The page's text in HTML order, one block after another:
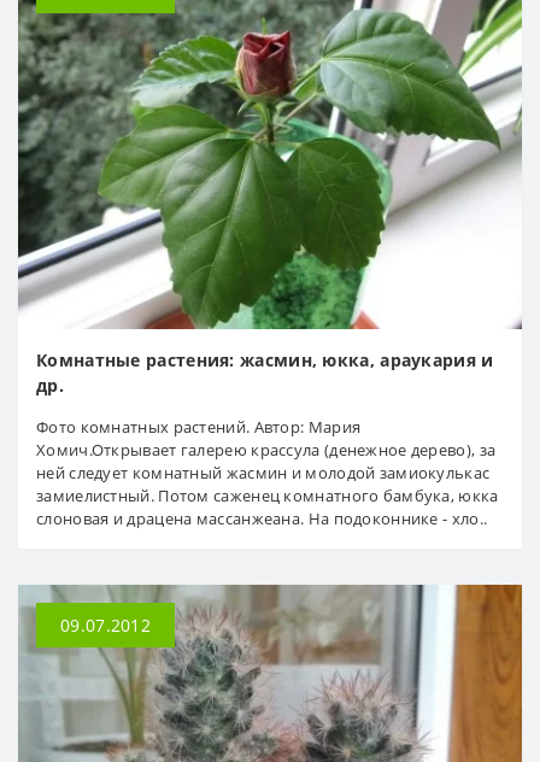
Комнатные растения: жасмин, юкка, араукария и
др.
Фото комнатных растений. Автор: Мария
Хомич.Открывает галерею крассула (денежное дерево), за
ней следует комнатный жасмин и молодой замиокулькас
замиелистный. Потом саженец комнатного бамбука, юкка
слоновая и драцена массанжеана. На подоконнике - хло..
09.07.2012